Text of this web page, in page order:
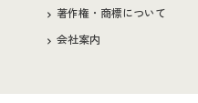
著作権・商標について
会社案内